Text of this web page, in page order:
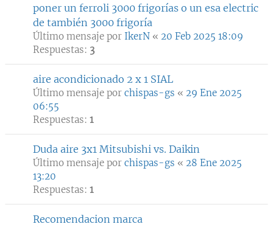
poner un ferroli 3000 frigorías o un esa electric
de también 3000 frigoría
Último mensaje por IkerN « 20 Feb 2025 18:09
Respuestas: 3
aire acondicionado 2 x 1 SIAL
Último mensaje por chispas-gs « 29 Ene 2025
06:55
Respuestas: 1
Duda aire 3x1 Mitsubishi vs. Daikin
Último mensaje por chispas-gs « 28 Ene 2025
13:20
Respuestas: 1
Recomendacion marca